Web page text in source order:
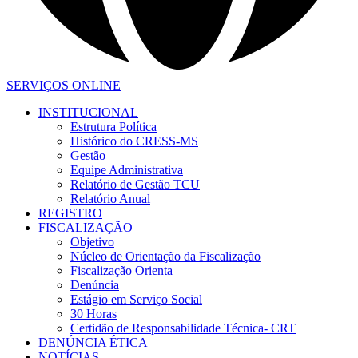
SERVIÇOS ONLINE
INSTITUCIONAL
Estrutura Política
Histórico do CRESS-MS
Gestão
Equipe Administrativa
Relatório de Gestão TCU
Relatório Anual
REGISTRO
FISCALIZAÇÃO
Objetivo
Núcleo de Orientação da Fiscalização
Fiscalização Orienta
Denúncia
Estágio em Serviço Social
30 Horas
Certidão de Responsabilidade Técnica- CRT
DENÚNCIA ÉTICA